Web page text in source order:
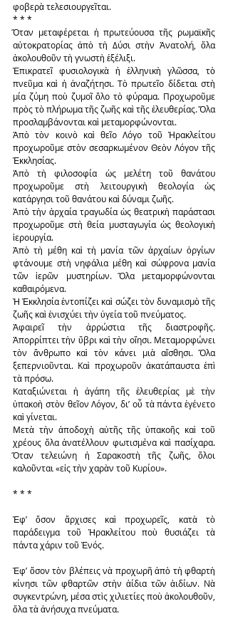
φοβερὰ τελεσιουργεῖται.
* * *
Ὅταν μεταφέρεται ἡ πρωτεύουσα τῆς ρωμαϊκῆς
αὐτοκρατορίας ἀπὸ τὴ Δύσι στὴν Ἀνατολή, ὅλα
ἀκολουθοῦν τὴ γνωστὴ ἐξέλιξι.
Ἐπικρατεῖ φυσιολογικὰ ἡ ἑλληνικὴ γλῶσσα, τὸ
πνεῦμα καὶ ἡ ἀναζήτησι. Τὸ πρωτεῖο δίδεται στὴ
μία ζύμη ποὺ ζυμοῖ ὅλο τὸ φύραμα. Προχωροῦμε
πρὸς τὸ πλήρωμα τῆς ζωῆς καὶ τῆς ἐλευθερίας. Ὅλα
προσλαμβάνονται καὶ μεταμορφώνονται.
Ἀπὸ τὸν κοινὸ καὶ θεῖο Λόγο τοῦ Ἡρακλείτου
προχωροῦμε στὸν σεσαρκωμένον Θεὸν Λόγον τῆς
Ἐκκλησίας.
Ἀπὸ τὴ φιλοσοφία ὡς μελέτη τοῦ θανάτου
προχωροῦμε στὴ λειτουργικὴ θεολογία ὡς
κατάργησι τοῦ θανάτου καὶ δύναμι ζωῆς.
Ἀπὸ τὴν ἀρχαία τραγωδία ὡς θεατρικὴ παράστασι
προχωροῦμε στὴ θεία μυσταγωγία ὡς θεολογικὴ
ἱερουργία.
Ἀπὸ τὴ μέθη καὶ τὴ μανία τῶν ἀρχαίων ὀργίων
φτάνουμε στὴ νηφάλια μέθη καὶ σώφρονα μανία
τῶν ἱερῶν μυστηρίων. Ὅλα μεταμορφώνονται
καθαιρόμενα.
Ἡ Ἐκκλησία ἐντοπίζει καὶ σώζει τὸν δυναμισμὸ τῆς
ζωῆς καὶ ἐνισχύει τὴν ὑγεία τοῦ πνεύματος.
Ἀφαιρεῖ τὴν ἀρρώστια τῆς διαστροφῆς.
Ἀπορρίπτει τὴν ὕβρι καὶ τὴν οἴησι. Μεταμορφώνει
τὸν ἄνθρωπο καὶ τὸν κάνει μιὰ αἴσθησι. Ὅλα
ξεπερνιοῦνται. Καὶ προχωροῦν ἀκατάπαυστα ἐπὶ
τὰ πρόσω.
Καταξιώνεται ἡ ἀγάπη τῆς ἐλευθερίας μὲ τὴν
ὑπακοὴ στὸν θεῖον Λόγον, δι’ οὗ τὰ πάντα ἐγένετο
καὶ γίνεται.
Μετὰ τὴν ἀποδοχὴ αὐτῆς τῆς ὑπακοῆς καὶ τοῦ
χρέους ὅλα ἀνατέλλουν φωτισμένα καὶ πασίχαρα.
Ὅταν τελειώνη ἡ Σαρακοστὴ τῆς ζωῆς, ὅλοι
καλοῦνται «εἰς τὴν χαρὰν τοῦ Κυρίου».
* * *
Ἐφ’ ὅσον ἄρχισες καὶ προχωρεῖς, κατὰ τὸ
παράδειγμα τοῦ Ἡρακλείτου ποὺ θυσιάζει τὰ
πάντα χάριν τοῦ Ἑνός.
Ἐφ’ ὅσον τὸν βλέπεις νὰ προχωρῆ ἀπὸ τὴ φθαρτὴ
κίνησι τῶν φθαρτῶν στὴν ἀίδια τῶν ἀιδίων. Νὰ
συγκεντρώνη, μέσα στὶς χιλιετίες ποὺ ἀκολουθοῦν,
ὅλα τὰ ἀνήσυχα πνεύματα.